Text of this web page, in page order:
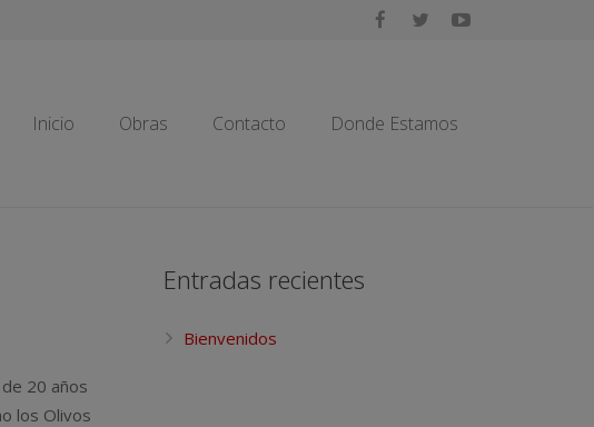
Inicio Obras Contacto Donde Estamos
20 años
los Olivos
Entradas recientes
Bienvenidos